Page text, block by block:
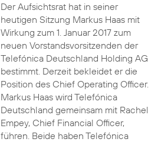
Der Aufsichtsrat hat in seiner
heutigen Sitzung Markus Haas mit
Wirkung zum 1. Januar 2017 zum
neuen Vorstandsvorsitzenden der
Telefónica Deutschland Holding AG
bestimmt. Derzeit bekleidet er die
Position des Chief Operating Officer.
Markus Haas wird Telefónica
Deutschland gemeinsam mit Rachel
Empey, Chief Financial Officer,
führen. Beide haben Telefónica